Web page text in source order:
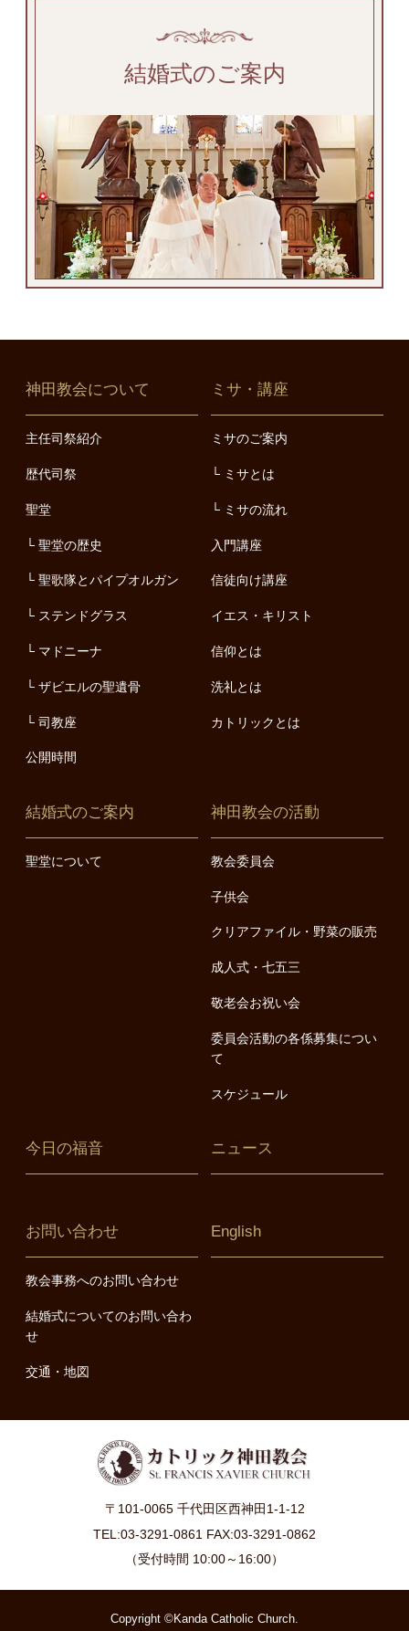
結婚式のご案内
神田教会について
主任司祭紹介
歴代司祭
聖堂
聖堂の歴史
聖歌隊とパイプオルガン
ステンドグラス
マドニーナ
ザビエルの聖遺骨
司教座
公開時間
ミサ・講座
ミサのご案内
ミサとは
ミサの流れ
入門講座
信徒向け講座
イエス・キリスト
信仰とは
洗礼とは
カトリックとは
結婚式のご案内
聖堂について
神田教会の活動
教会委員会
子供会
クリアファイル・野菜の販売
成人式・七五三
敬老会お祝い会
委員会活動の各係募集につい
て
スケジュール
今日の福音 ニュース
お問い合わせ
教会事務へのお問い合わせ
結婚式についてのお問い合わ
せ
交通・地図
English
〒101-0065 千代田区西神田1-1-12
TEL:03-3291-0861 FAX:03-3291-0862
（受付時間 10:00～16:00）
Copyright ©Kanda Catholic Church.